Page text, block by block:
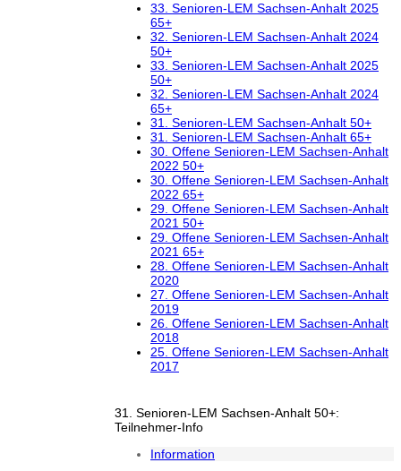
33. Senioren-LEM Sachsen-Anhalt 2025
65+
32. Senioren-LEM Sachsen-Anhalt 2024
50+
33. Senioren-LEM Sachsen-Anhalt 2025
50+
32. Senioren-LEM Sachsen-Anhalt 2024
65+
31. Senioren-LEM Sachsen-Anhalt 50+
31. Senioren-LEM Sachsen-Anhalt 65+
30. Offene Senioren-LEM Sachsen-Anhalt
2022 50+
30. Offene Senioren-LEM Sachsen-Anhalt
2022 65+
29. Offene Senioren-LEM Sachsen-Anhalt
2021 50+
29. Offene Senioren-LEM Sachsen-Anhalt
2021 65+
28. Offene Senioren-LEM Sachsen-Anhalt
2020
27. Offene Senioren-LEM Sachsen-Anhalt
2019
26. Offene Senioren-LEM Sachsen-Anhalt
2018
25. Offene Senioren-LEM Sachsen-Anhalt
2017
31. Senioren-LEM Sachsen-Anhalt 50+:
Teilnehmer-Info
Information